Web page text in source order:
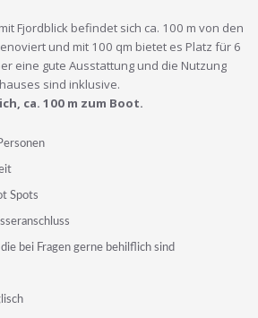
Fjordblick befindet sich ca. 100 m von den
und mit 100 qm bietet es Platz für 6
eine gute Ausstattung und die Nutzung
sind inklusive.
ca. 100 m zum Boot.
Spots
bei Fragen gerne behilflich sind